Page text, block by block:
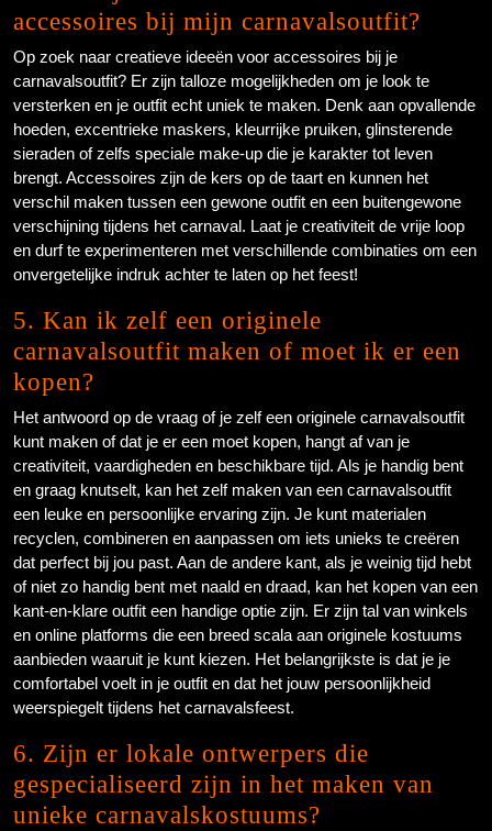
accessoires bij mijn carnavalsoutfit?
Op zoek naar creatieve ideeën voor accessoires bij je
carnavalsoutfit? Er zijn talloze mogelijkheden om je look te
versterken en je outfit echt uniek te maken. Denk aan opvallende
hoeden, excentrieke maskers, kleurrijke pruiken, glinsterende
sieraden of zelfs speciale make-up die je karakter tot leven
brengt. Accessoires zijn de kers op de taart en kunnen het
verschil maken tussen een gewone outfit en een buitengewone
verschijning tijdens het carnaval. Laat je creativiteit de vrije loop
en durf te experimenteren met verschillende combinaties om een
onvergetelijke indruk achter te laten op het feest!
5. Kan ik zelf een originele
carnavalsoutfit maken of moet ik er een
kopen?
Het antwoord op de vraag of je zelf een originele carnavalsoutfit
kunt maken of dat je er een moet kopen, hangt af van je
creativiteit, vaardigheden en beschikbare tijd. Als je handig bent
en graag knutselt, kan het zelf maken van een carnavalsoutfit
een leuke en persoonlijke ervaring zijn. Je kunt materialen
recyclen, combineren en aanpassen om iets unieks te creëren
dat perfect bij jou past. Aan de andere kant, als je weinig tijd hebt
of niet zo handig bent met naald en draad, kan het kopen van een
kant-en-klare outfit een handige optie zijn. Er zijn tal van winkels
en online platforms die een breed scala aan originele kostuums
aanbieden waaruit je kunt kiezen. Het belangrijkste is dat je je
comfortabel voelt in je outfit en dat het jouw persoonlijkheid
weerspiegelt tijdens het carnavalsfeest.
6. Zijn er lokale ontwerpers die
gespecialiseerd zijn in het maken van
unieke carnavalskostuums?